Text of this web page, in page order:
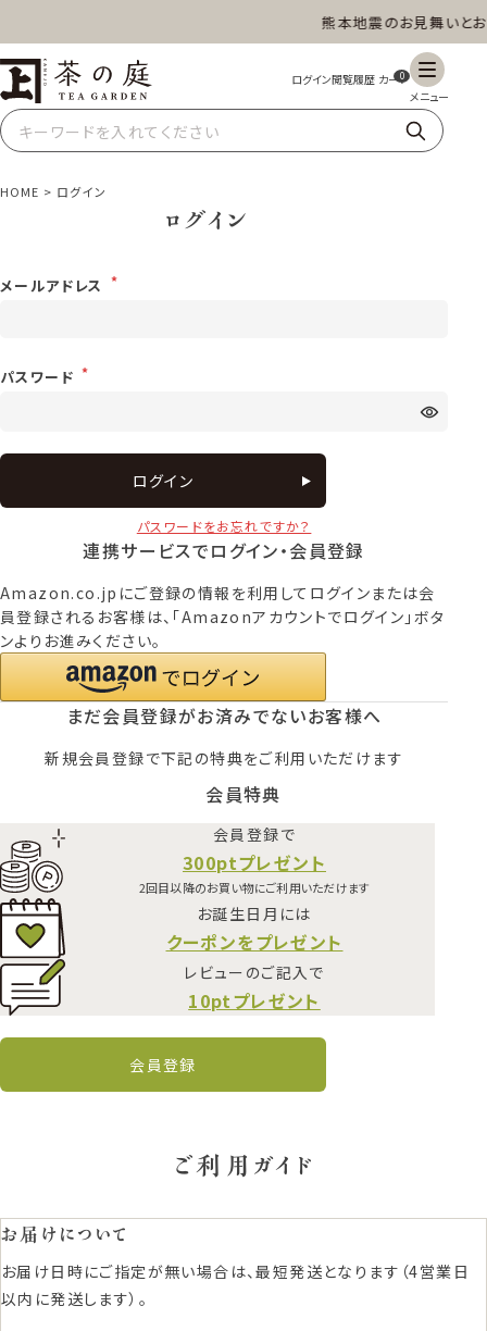
熊本地震のお見舞いと
茶の庭オンラインショップ 0
ギフト 特上高級茶 深蒸し茶 水出し茶
スイーツ
HOME ログイン
ログイン
メールアドレス
パスワード
ログイン
パスワードをお忘れですか？
連携サービスでログイン・会員登録
Amazon.co.jpにご登録の情報を利用してログインまたは会
員登録されるお客様は、「Amazonアカウントでログイン」ボタ
ンよりお進みください。
まだ会員登録がお済みでないお客様へ
新規会員登録で下記の特典をご利用いただけます
会員特典
会員登録で
300ptプレゼント
2回目以降のお買い物にご利用いただけます
お誕生日月には
クーポンをプレゼント
レビューのご記入で
10ptプレゼント
会員登録
ご利用ガイド
お届けについて
お届け日時にご指定が無い場合は、最短発送となります（4営業日
以内に発送します）。